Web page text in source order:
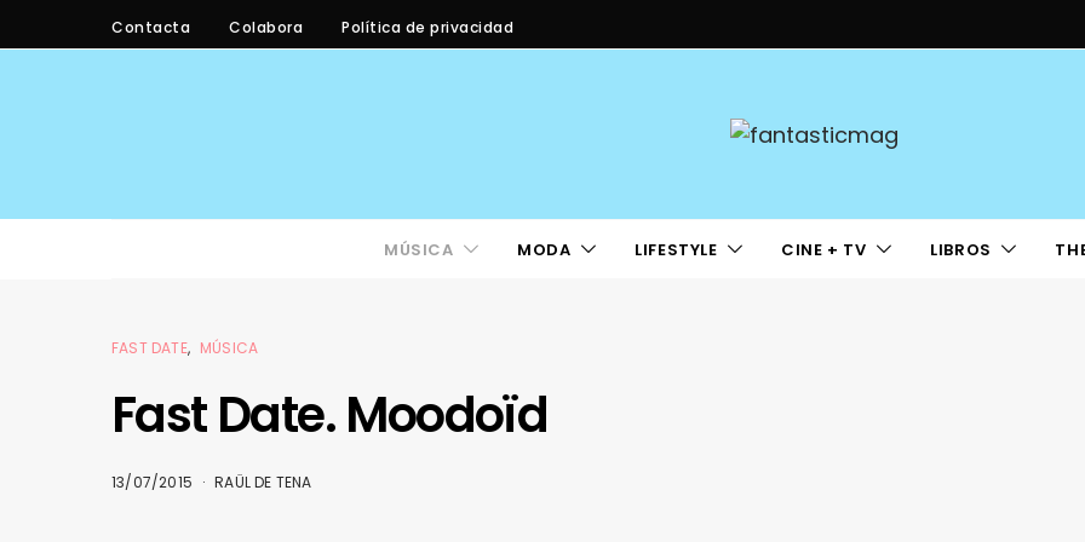
Contacta Colabora Política de privacidad
MÚSICA MODA LIFESTYLE CINE + TV LIBROS
FAST DATE MÚSICA
Fast Date. Moodoïd
13/07/2015 RAÜL DE TENA